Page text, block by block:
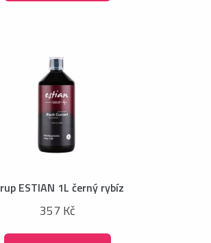
ESTIAN 1L černý rybíz
357 Kč